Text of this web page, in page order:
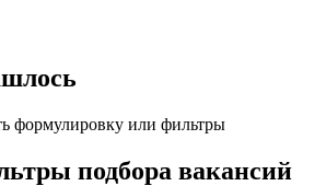
формулировку или фильтры
подбора вакансий